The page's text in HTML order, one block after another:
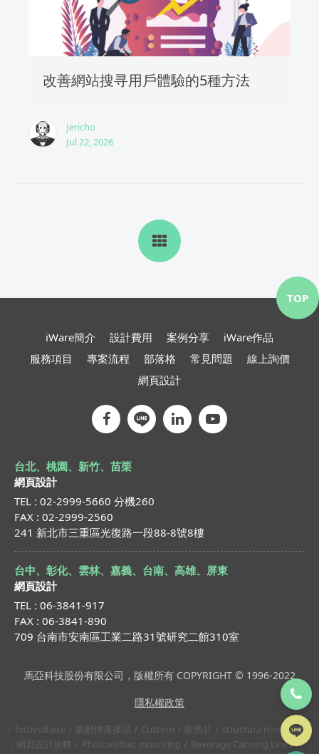
改善網站搜寻用戶體驗的5種方法
Jericho
Jul 22, 2026
iWare簡介 設計費用 案例分享
iWare作品
服務項目
專案流程 部落格 常見問題
線上詢價
網頁設計
台北、桃園、新竹、苗栗
網頁設計
TEL : 02-2999-5660 分機260
FAX : 02-2999-2560
241 新北市三重區光復路一段88-8號8樓
台中、彰化、雲林、嘉義、台南、高雄、屏東
網頁設計
TEL : 06-3841-917
FAX : 06-3841-890
709 台南市安南區工業二路31號研究二館310室
馬亞科技股份有限公司，版權所有 COPYRIGHT © 1996-2022
隱私權政策
fotovoltaice 氣動快速接頭 Custom 散熱片
structura montaj
網頁設計攻略
Photovoltaic mounting
Beverage Canning Lines
TOP